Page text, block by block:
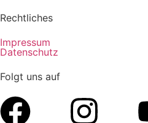
Rechtliches
Impressum
Datenschutz
Folgt uns auf